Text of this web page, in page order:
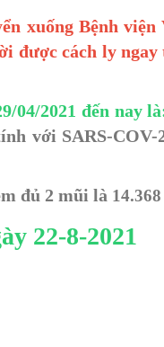
xuống Bệnh
được cách ly
04/2021 đến nay
với SARS-
đủ 2 mũi là 14.368
22-8-2021